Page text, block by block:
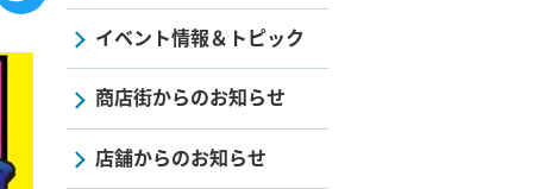
イベント情報＆トピック
商店街からのお知らせ
店舗からのお知らせ